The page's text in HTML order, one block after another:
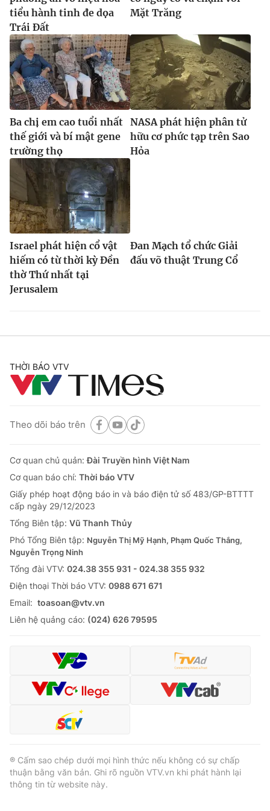
Ðiện thoại Thời báo VTV:
024.66 897 897
Email:toasoan@vtv.vn
Liên hệ quảng cáo:024-7300.7108
® Cấm sao chép dưới mọi hình thức nếu không có sự chấp
thuận bằng văn bản. Ghi rõ nguồn VTV.vn khi phát hành lại
thông tin từ website này.
tiểu hành tinh đe dọa
Trái Đất
Mặt Trăng
Ba chị em cao tuổi nhất
thế giới và bí mật gene
trường thọ
NASA phát hiện phân tử
hữu cơ phức tạp trên Sao
Hỏa
Israel phát hiện cổ vật
hiếm có từ thời kỳ Đền
thờ Thứ nhất tại
Jerusalem
Đan Mạch tổ chức Giải
đấu võ thuật Trung Cổ
THỜI BÁO VTV
Theo dõi báo trên
Cơ quan chủ quản:Đài Truyền hình Việt Nam
Cơ quan báo chí: Thời báo VTV
Giấy phép hoạt động báo in và báo điện tử số 483/GP-BTTTT
cấp ngày 29/12/2023
Tổng Biên tập: Vũ Thanh Thủy
Phó Tổng Biên tập: Nguyễn Thị Mỹ Hạnh, Phạm Quốc Thắng,
Nguyễn Trọng Ninh
Tổng đài VTV: 024.38 355 931 - 024.38 355 932
Ðiện thoại Thời báo VTV: 0988 671 671
Email: toasoan@vtv.vn
Liên hệ quảng cáo: (024) 626 79595
® Cấm sao chép dưới mọi hình thức nếu không có sự chấp
thuận bằng văn bản. Ghi rõ nguồn VTV.vn khi phát hành lại
thông tin từ website này.